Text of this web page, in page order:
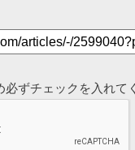
必ずチェックを入れて